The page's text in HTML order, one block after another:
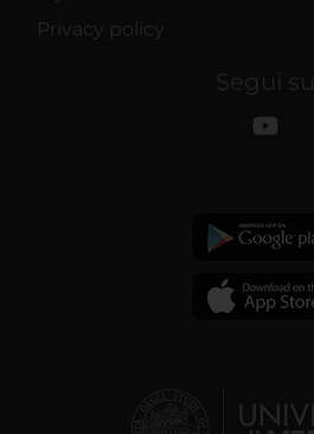
Privacy policy
Segui su